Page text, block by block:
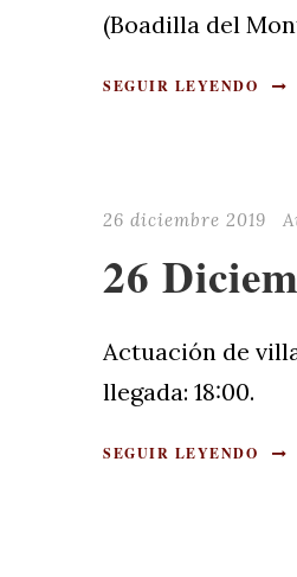
(Boadilla del
SEGUIR LEYENDO
26 diciembre 2019
26
Actuación de
llegada: 18:00.
SEGUIR LEYENDO